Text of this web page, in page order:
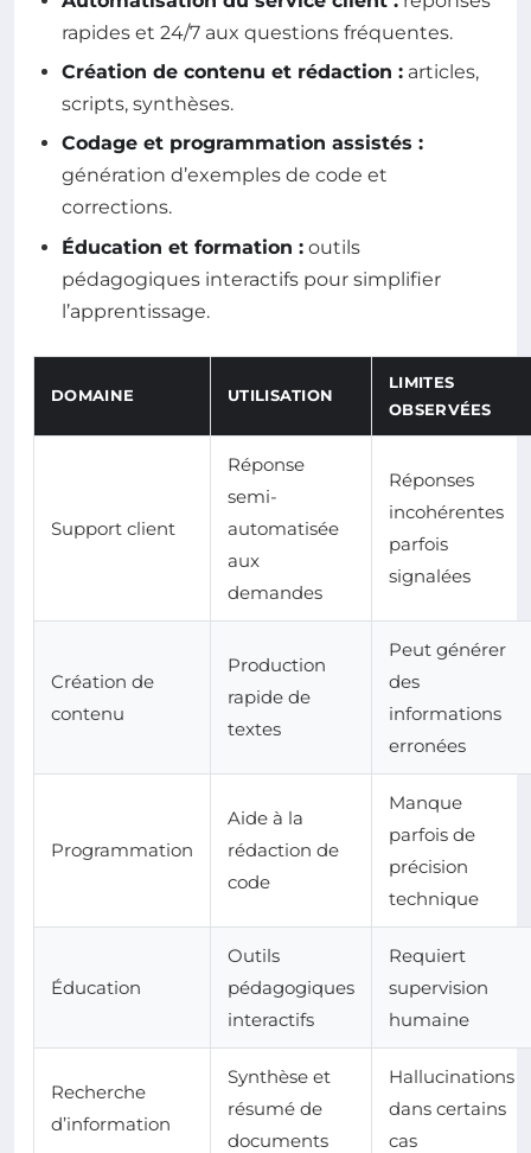
rapides et 24/7 aux questions fréquentes.
Création de contenu et rédaction : articles,
scripts, synthèses.
Codage et programmation assistés :
génération d’exemples de code et
corrections.
Éducation et formation : outils
pédagogiques interactifs pour simplifier
l’apprentissage.
DOMAINE UTILISATION
LIMITES
OBSERVÉES
Support client
Réponse
semi-
automatisée
aux
demandes
Réponses
incohérentes
parfois
signalées
Création de
contenu
Production
rapide de
textes
Peut générer
des
informations
erronées
Programmation
Aide à la
rédaction de
code
Manque
parfois de
précision
technique
Éducation
Outils
pédagogiques
interactifs
Requiert
supervision
humaine
Recherche
d’information
Synthèse et
résumé de
documents
Hallucinations
dans certains
cas